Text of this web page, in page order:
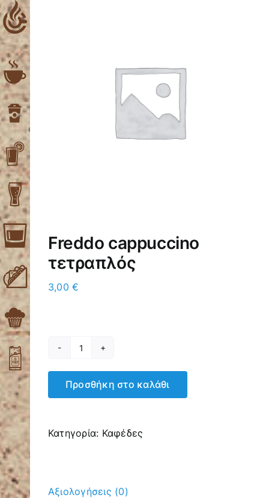
Skip
to
content
Freddo cappuccino
τετραπλός
3,00€
Freddo
cappuccino
τετραπλός
Προσθήκη στο καλάθι
Κατηγορία: Καφέδες
Αξιολογήσεις (0)